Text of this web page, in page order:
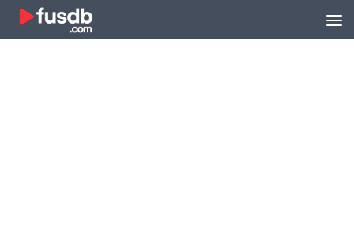
Zum Inhalt springen